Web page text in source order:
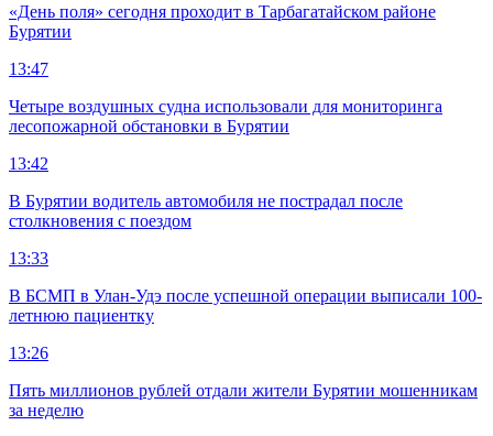
«День поля» сегодня проходит в Тарбагатайском районе
Бурятии
13:47
Четыре воздушных судна использовали для мониторинга
лесопожарной обстановки в Бурятии
13:42
В Бурятии водитель автомобиля не пострадал после
столкновения с поездом
13:33
В БСМП в Улан-Удэ после успешной операции выписали 100-
летнюю пациентку
13:26
Пять миллионов рублей отдали жители Бурятии мошенникам
за неделю